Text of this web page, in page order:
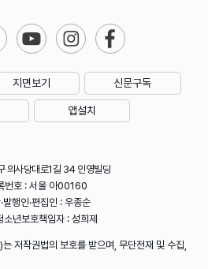
지면보기 신문구독
앱설치
의사당대로1길 34 인영빌딩
호 : 서울 아00160
행인·편집인 : 우종순
년보호책임자 : 성희제
저작권법의 보호를 받으며, 무단전재 및 수집,